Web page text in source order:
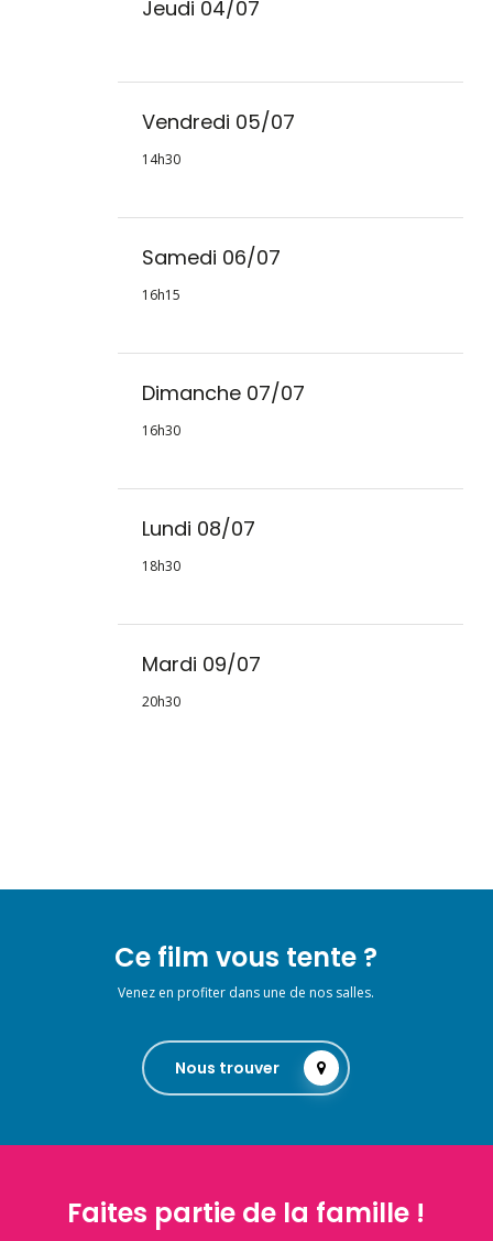
Jeudi 04/07
Vendredi 05/07
14h30
Samedi 06/07
16h15
Dimanche 07/07
16h30
Lundi 08/07
18h30
Mardi 09/07
20h30
Ce film vous tente ?
Venez en profiter dans une de nos salles.
Nous trouver
Faites partie de la famille !